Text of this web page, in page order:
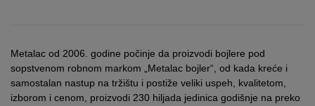
Metalac od 2006. godine počinje da proizvodi bojlere pod
sopstvenom robnom markom „Metalac bojler“, od kada kreće i
samostalan nastup na tržištu i postiže veliki uspeh, kvalitetom,
izborom i cenom, proizvodi 230 hiljada jedinica godišnje na preko